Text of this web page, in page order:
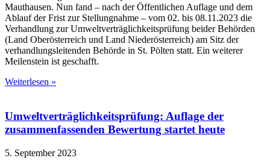
Mauthausen. Nun fand – nach der Öffentlichen Auflage und dem
Ablauf der Frist zur Stellungnahme – vom 02. bis 08.11.2023 die
Verhandlung zur Umweltverträglichkeitsprüfung beider Behörden
(Land Oberösterreich und Land Niederösterreich) am Sitz der
verhandlungsleitenden Behörde in St. Pölten statt. Ein weiterer
Meilenstein ist geschafft.
Weiterlesen »
Umweltverträglichkeitsprüfung: Auflage der
zusammenfassenden Bewertung startet heute
5. September 2023